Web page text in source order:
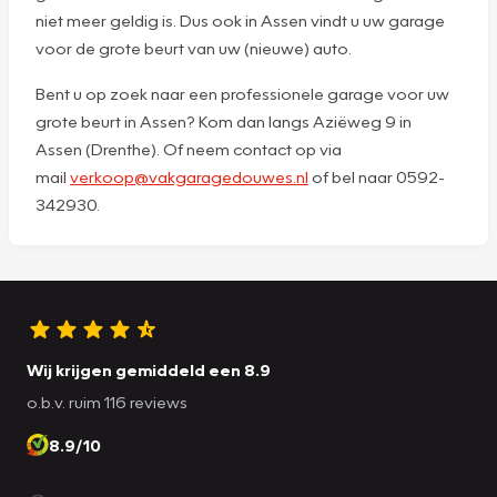
niet meer geldig is. Dus ook in Assen vindt u uw garage
voor de grote beurt van uw (nieuwe) auto.
Bent u op zoek naar een professionele garage voor uw
grote beurt in Assen? Kom dan langs Aziëweg 9 in
Assen (Drenthe). Of neem contact op via
mail verkoop@vakgaragedouwes.nl of bel naar 0592-
342930.
Wij krijgen gemiddeld een 8.9
o.b.v. ruim 116 reviews
8.9/10